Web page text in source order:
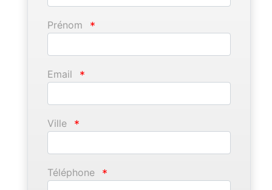
Prénom *
Email *
Ville *
Téléphone *